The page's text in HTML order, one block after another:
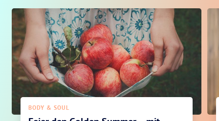
BODY & SOUL